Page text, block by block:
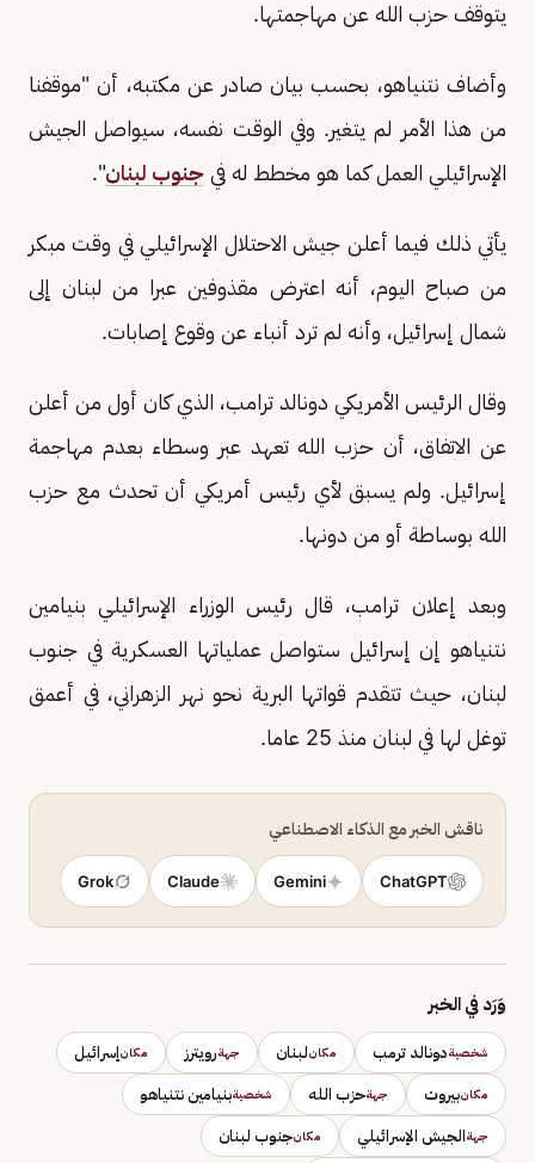
يتوقف حزب الله عن مهاجمتها.
وأضاف نتنياهو، بحسب بيان صادر عن مكتبه، أن "موقفنا
من هذا الأمر لم يتغير. وفي الوقت نفسه، سيواصل الجيش
الإسرائيلي العمل كما هو مخطط له في جنوب لبنان".
يأتي ذلك فيما أعلن جيش الاحتلال الإسرائيلي في وقت مبكر
من صباح اليوم، أنه اعترض ​مقذوفين عبرا من لبنان إلى
شمال إسرائيل، وأنه لم ترد أنباء عن وقوع إصابات.
وقال الرئيس الأمريكي دونالد ترامب، الذي كان أول ​من أعلن
عن الاتفاق، أن حزب الله تعهد عبر وسطاء بعدم مهاجمة
إسرائيل. ولم يسبق لأي رئيس أمريكي ⁠أن تحدث مع حزب
الله بوساطة أو من دونها.
وبعد إعلان ترامب، قال رئيس الوزراء الإسرائيلي بنيامين
نتنياهو إن إسرائيل ستواصل عملياتها العسكرية في جنوب
لبنان، حيث تتقدم ​قواتها البرية نحو نهر الزهراني، في أعمق
توغل لها في لبنان منذ 25 عاما.
ناقش الخبر مع الذكاء الاصطناعي
ChatGPT
Gemini
Claude
Grok
وَرَد في الخبر
شخصيةدونالد ترمب مكانلبنان جهةرويترز مكانإسرائيل
مكانبيروت جهةحزب الله شخصيةبنيامين نتنياهو
جهةالجيش الإسرائيلي مكانجنوب لبنان